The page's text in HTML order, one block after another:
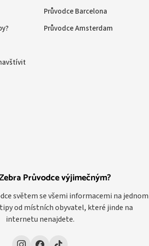
Průvodce výjimečným?
světem se všemi informacemi na jednom
od místních obyvatel, které jinde na
internetu nenajdete.
Průvodce Barcelona
Průvodce Amsterdam